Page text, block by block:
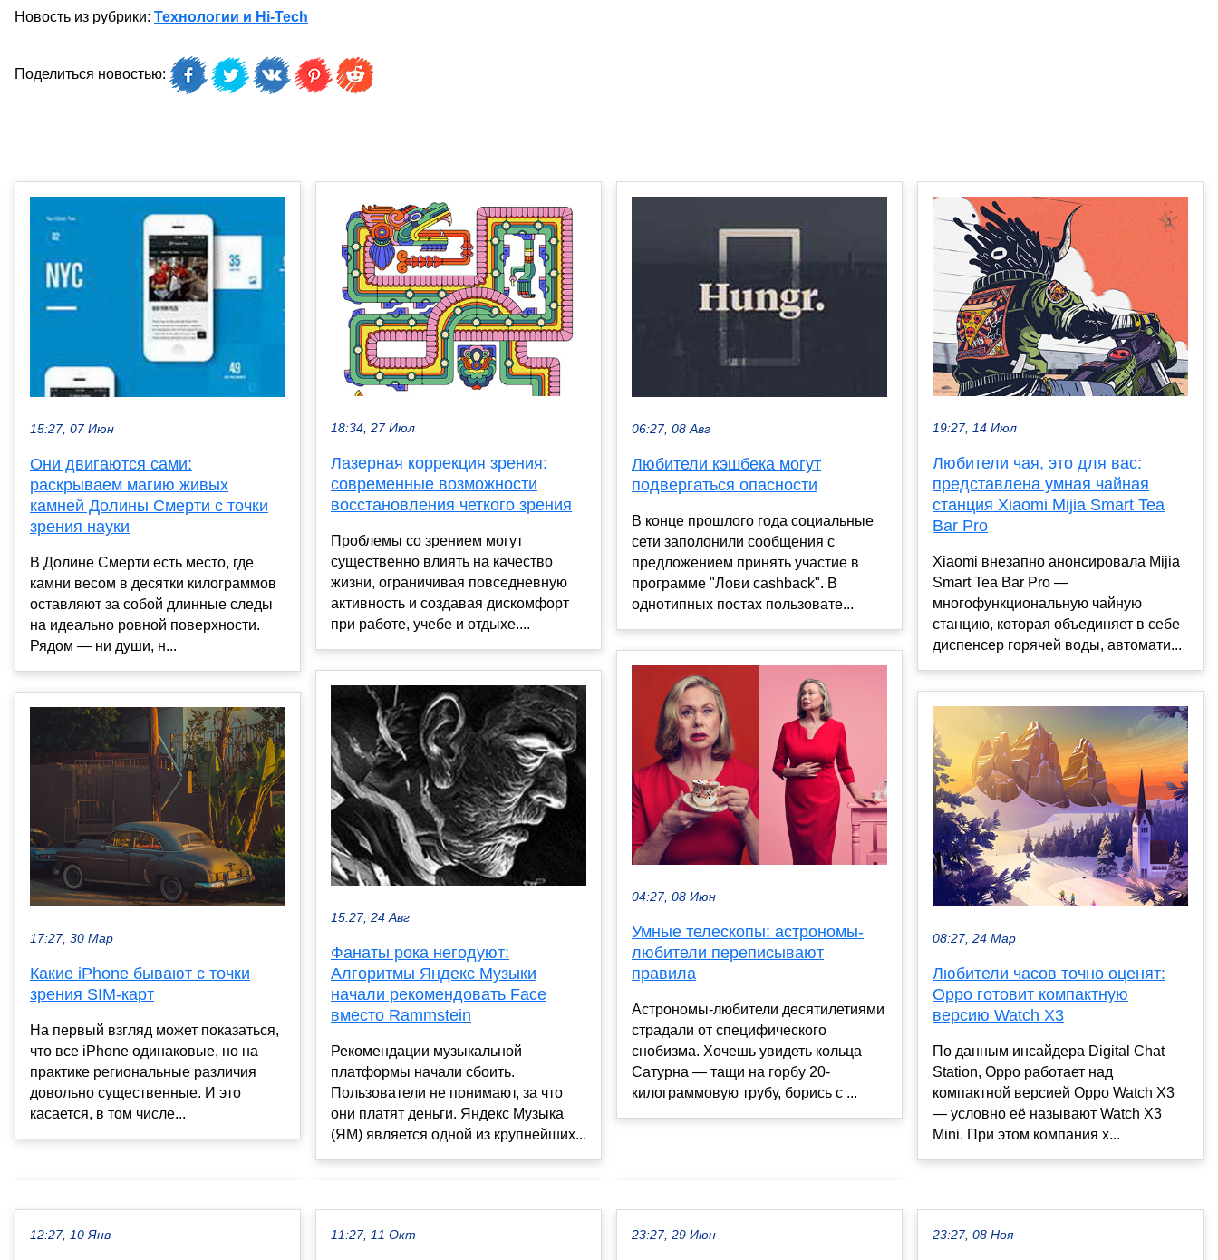
Новость из рубрики: Технологии и Hi-Tech
Поделиться новостью:
15:27, 07 Июн
Они двигаются сами:
раскрываем магию живых
камней Долины Смерти с точки
зрения науки
В Долине Смерти есть место, где
камни весом в десятки килограммов
оставляют за собой длинные следы
на идеально ровной поверхности.
Рядом — ни души, н...
17:27, 30 Мар
Какие iPhone бывают с точки
зрения SIM-карт
На первый взгляд может показаться,
что все iPhone одинаковые, но на
практике региональные различия
довольно существенные. И это
касается, в том числе...
18:34, 27 Июл
Лазерная коррекция зрения:
современные возможности
восстановления четкого зрения
Проблемы со зрением могут
существенно влиять на качество
жизни, ограничивая повседневную
активность и создавая дискомфорт
при работе, учебе и отдыхе....
15:27, 24 Авг
Фанаты рока негодуют:
Алгоритмы Яндекс Музыки
начали рекомендовать Face
вместо Rammstein
Рекомендации музыкальной
платформы начали сбоить.
Пользователи не понимают, за что
они платят деньги. Яндекс Музыка
(ЯМ) является одной из крупнейших...
06:27, 08 Авг
Любители кэшбека могут
подвергаться опасности
В конце прошлого года социальные
сети заполонили сообщения с
предложением принять участие в
программе "Лови cashback". В
однотипных постах пользовате...
04:27, 08 Июн
Умные телескопы: астрономы-
любители переписывают
правила
Астрономы-любители десятилетиями
страдали от специфического
снобизма. Хочешь увидеть кольца
Сатурна — тащи на горбу 20-
килограммовую трубу, борись с ...
19:27, 14 Июл
Любители чая, это для вас:
представлена умная чайная
станция Xiaomi Mijia Smart Tea
Bar Pro
Xiaomi внезапно анонсировала Mijia
Smart Tea Bar Pro —
многофункциональную чайную
станцию, которая объединяет в себе
диспенсер горячей воды, автомати...
08:27, 24 Мар
Любители часов точно оценят:
Oppo готовит компактную
версию Watch X3
По данным инсайдера Digital Chat
Station, Oppo работает над
компактной версией Oppo Watch X3
— условно её называют Watch X3
Mini. При этом компания х...
12:27, 10 Янв 11:27, 11 Окт 23:27, 29 Июн 23:27, 08 Ноя